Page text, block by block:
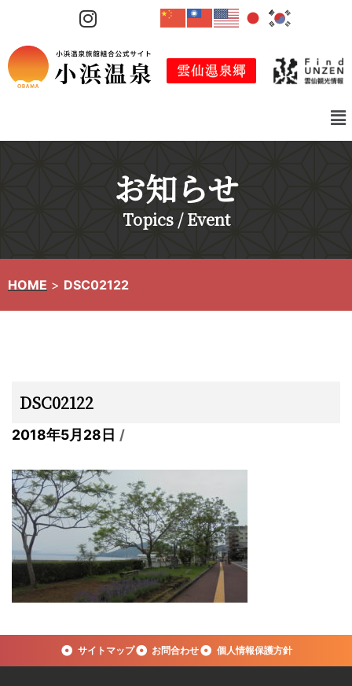
テ
ン
ス
お知らせ
Topics / Event
HOME > DSC02122
DSC02122
2018年5月28日
サイトマップ お問合わせ 個人情報保護方針